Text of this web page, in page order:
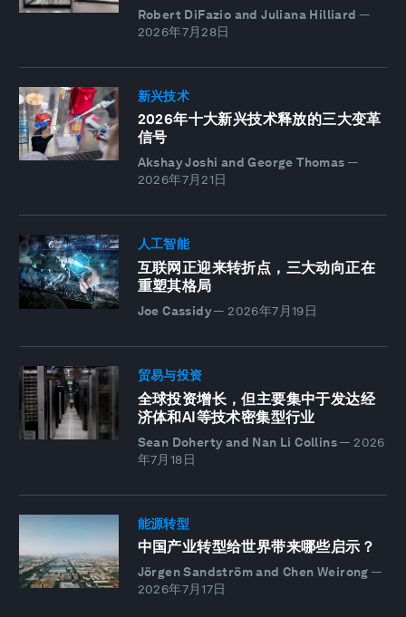
Robert DiFazio and Juliana Hilliard —
2026年7月28日
新兴技术
2026年十大新兴技术释放的三大变革
信号
Akshay Joshi and George Thomas —
2026年7月21日
人工智能
互联网正迎来转折点，三大动向正在
重塑其格局
Joe Cassidy— 2026年7月19日
贸易与投资
全球投资增长，但主要集中于发达经
济体和AI等技术密集型行业
Sean Doherty and Nan Li Collins— 2026
年7月18日
能源转型
中国产业转型给世界带来哪些启示？
Jörgen Sandström and Chen Weirong —
2026年7月17日